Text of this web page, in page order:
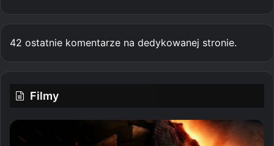
42 ostatnie komentarze na dedykowanej stronie.
Filmy